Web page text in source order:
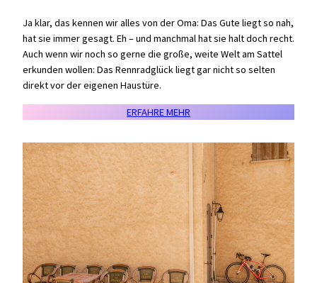
Ja klar, das kennen wir alles von der Oma: Das Gute liegt so nah,
hat sie immer gesagt. Eh – und manchmal hat sie halt doch recht.
Auch wenn wir noch so gerne die große, weite Welt am Sattel
erkunden wollen: Das Rennradglück liegt gar nicht so selten
direkt vor der eigenen Haustüre.
ERFAHRE MEHR